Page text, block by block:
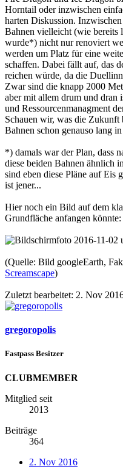
Horntail oder inzwischen
harten Diskussion.
Bahnen vielleicht (wie bereits
wurde*) nicht nur renoviert
werden um Platz für eine
schaffen. Dabei fällt auf, das
reichen würde, da die
Zwar sind die knapp 2000
aber mit allem drum und dran
und Ressourcenmanagment
Schauen wir, was die
Bahnen schon genauso lang
*) damals war der Plan, dass
diese beiden Bahnen ähnlich
sind eben diese Pläne auf Eis
ist jener...
Hier noch ein Bild auf dem
Grundfläche anfangen könnte:
(Quelle: Bild googleEarth,
Screamscape)
Zuletzt bearbeitet: 2. Nov
gregoropolis
Fastpass Besitzer
CLUBMEMBER
Mitglied seit
2013
Beiträge
364
2. Nov 2016